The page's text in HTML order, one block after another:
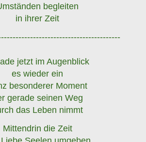
begleiten
in ihrer Zeit
jetzt im Augenblick
es wieder ein
besonderer Moment
gerade seinen Weg
das Leben nimmt
Mittendrin die Zeit